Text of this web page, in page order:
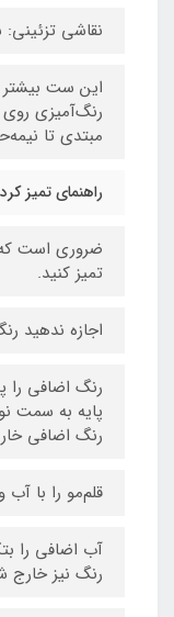
نقاشی تزئینی:
این ست بیشتر
رنگ‌آمیزی روی
مبتدی تا
راهنمای تمیز
ضروری است که
تمیز کنید.
اجازه ندهید
رنگ اضافی را
پایه به سمت
رنگ اضافی
قلم‌مو را با
آب اضافی را
رنگ نیز خارج